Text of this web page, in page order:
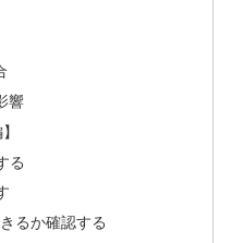
響
る
るか確認する